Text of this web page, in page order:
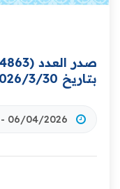
بتاريخ 2026/3/30
06/04/2026 - 10:46 صباحًا